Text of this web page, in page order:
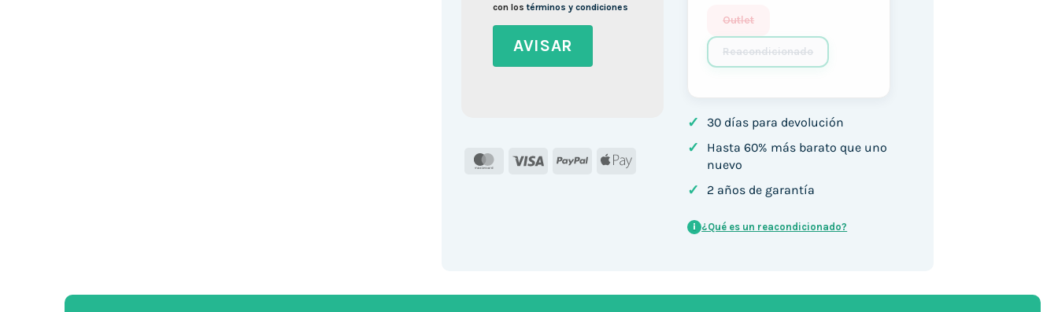
con lostérminos y condiciones
MasterCard
Visa PayPal Apple
Outlet
Reacondicionado
✓ 30 días para devolución
✓
Hasta 60% más barato que uno
nuevo
✓ 2 años de garantía
i ¿Qué es un reacondicionado?